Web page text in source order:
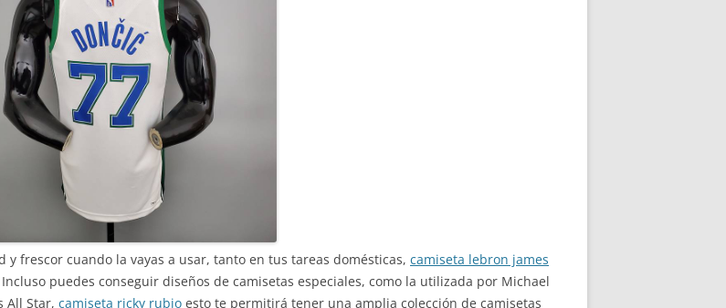
frescor cuando la vayas a usar, tanto en tus tareas domésticas, camiseta lebron james
puedes conseguir diseños de camisetas especiales, como la utilizada por Michael
All Star, camiseta ricky rubio esto te permitirá tener una amplia colección de camisetas